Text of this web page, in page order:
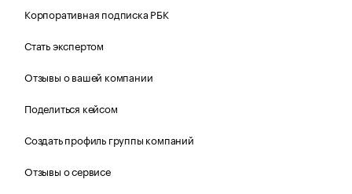
Корпоративная подписка РБК
Стать экспертом
Отзывы о вашей компании
Поделиться кейсом
Создать профиль группы компаний
Отзывы о сервисе